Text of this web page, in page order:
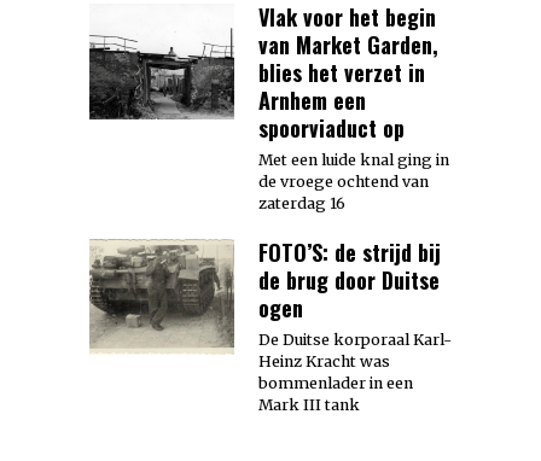
Vlak voor het begin
van Market Garden,
blies het verzet in
Arnhem een
spoorviaduct op
Met een luide knal ging in
de vroege ochtend van
zaterdag 16
FOTO’S: de strijd bij
de brug door Duitse
ogen
De Duitse korporaal Karl-
Heinz Kracht was
bommenlader in een
Mark III tank